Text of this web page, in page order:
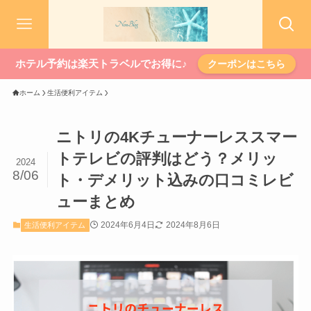
ホテル予約は楽天トラベルでお得に♪ クーポンはこちら
ホーム 生活便利アイテム
ニトリの4Kチューナーレススマー
トテレビの評判はどう？メリッ
ト・デメリット込みの口コミレビ
ューまとめ
2024
8/06
生活便利アイテム 2024年6月4日 2024年8月6日